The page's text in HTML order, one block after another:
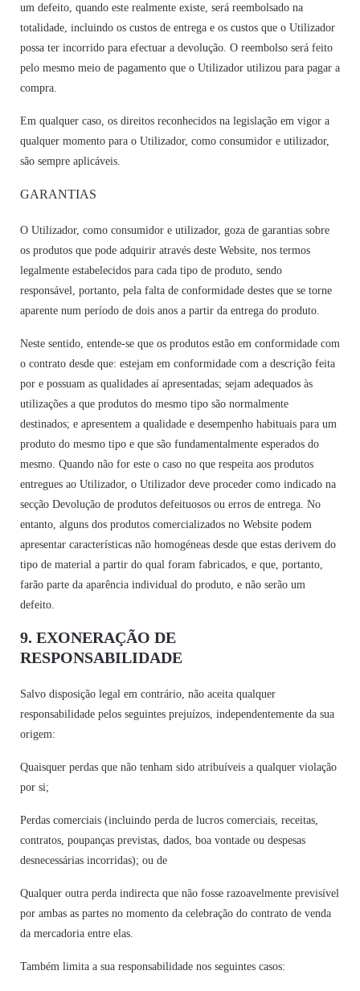
um defeito, quando este realmente existe, será reembolsado na
totalidade, incluindo os custos de entrega e os custos que o Utilizador
possa ter incorrido para efectuar a devolução. O reembolso será feito
pelo mesmo meio de pagamento que o Utilizador utilizou para pagar a
compra.
Em qualquer caso, os direitos reconhecidos na legislação em vigor a
qualquer momento para o Utilizador, como consumidor e utilizador,
são sempre aplicáveis.
GARANTIAS
O Utilizador, como consumidor e utilizador, goza de garantias sobre
os produtos que pode adquirir através deste Website, nos termos
legalmente estabelecidos para cada tipo de produto, sendo
responsável, portanto, pela falta de conformidade destes que se torne
aparente num período de dois anos a partir da entrega do produto.
Neste sentido, entende-se que os produtos estão em conformidade com
o contrato desde que: estejam em conformidade com a descrição feita
por e possuam as qualidades aí apresentadas; sejam adequados às
utilizações a que produtos do mesmo tipo são normalmente
destinados; e apresentem a qualidade e desempenho habituais para um
produto do mesmo tipo e que são fundamentalmente esperados do
mesmo. Quando não for este o caso no que respeita aos produtos
entregues ao Utilizador, o Utilizador deve proceder como indicado na
secção Devolução de produtos defeituosos ou erros de entrega. No
entanto, alguns dos produtos comercializados no Website podem
apresentar características não homogéneas desde que estas derivem do
tipo de material a partir do qual foram fabricados, e que, portanto,
farão parte da aparência individual do produto, e não serão um
defeito.
9. EXONERAÇÃO DE
RESPONSABILIDADE
Salvo disposição legal em contrário, não aceita qualquer
responsabilidade pelos seguintes prejuízos, independentemente da sua
origem:
Quaisquer perdas que não tenham sido atribuíveis a qualquer violação
por si;
Perdas comerciais (incluindo perda de lucros comerciais, receitas,
contratos, poupanças previstas, dados, boa vontade ou despesas
desnecessárias incorridas); ou de
Qualquer outra perda indirecta que não fosse razoavelmente previsível
por ambas as partes no momento da celebração do contrato de venda
da mercadoria entre elas.
Também limita a sua responsabilidade nos seguintes casos: